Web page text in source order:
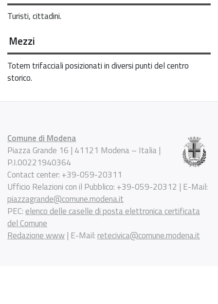
Turisti, cittadini.
Mezzi
Totem trifacciali posizionati in diversi punti del centro
storico.
Comune di Modena
Piazza Grande 16 | 41121 Modena – Italia |
P.I.00221940364
Contact center: +39-059-20311
Ufficio Relazioni con il Pubblico: +39-059-20312 | E-Mail:
piazzagrande@comune.modena.it
PEC:elenco delle caselle di posta elettronica certificata
del Comune
Redazione www| E-Mail:retecivica@comune.modena.it